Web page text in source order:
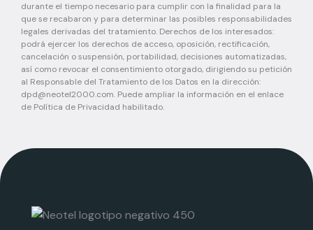
durante el tiempo necesario para cumplir con la finalidad para la
que se recabaron y para determinar las posibles responsabilidades
legales derivadas del tratamiento. Derechos de los interesados:
podrá ejercer los derechos de acceso, oposición, rectificación,
cancelación o suspensión, portabilidad, decisiones automatizadas,
así como revocar el consentimiento otorgado, dirigiendo su petición
al Responsable del Tratamiento de los Datos en la dirección:
dpd@neotel2000.com. Puede ampliar la información en el enlace
de Política de Privacidad habilitado.